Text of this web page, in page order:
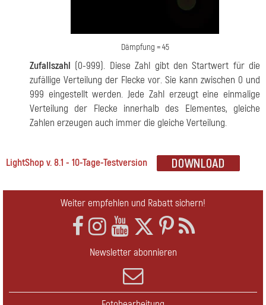
Dämpfung = 45
Zufallszahl (0-999). Diese Zahl gibt den Startwert für die
zufällige Verteilung der Flecke vor. Sie kann zwischen 0 und
999 eingestellt werden. Jede Zahl erzeugt eine einmalige
Verteilung der Flecke innerhalb des Elementes, gleiche
Zahlen erzeugen auch immer die gleiche Verteilung.
LightShop v. 8.1 - 10-Tage-Testversion
Weiter empfehlen und Rabatt sichern!
Newsletter abonnieren